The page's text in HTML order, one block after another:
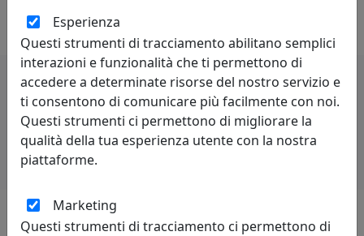
prodotto unico ed inconfondibile.
Potrebbero interessarti
Esperienza
Questi strumenti di tracciamento abilitano semplici
interazioni e funzionalità che ti permettono di
accedere a determinate risorse del nostro servizio e
ti consentono di comunicare più facilmente con noi.
Questi strumenti ci permettono di migliorare la
qualità della tua esperienza utente con la nostra
piattaforme.
Marketing
Questi strumenti di tracciamento ci permettono di